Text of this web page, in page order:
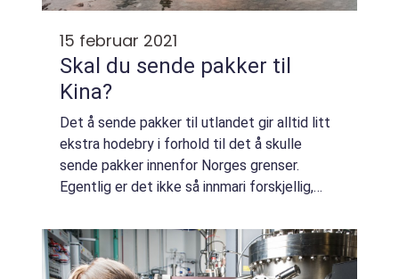
15 februar 2021
Skal du sende pakker til
Kina?
Det å sende pakker til utlandet gir alltid litt
ekstra hodebry i forhold til det å skulle
sende pakker innenfor Norges grenser.
Egentlig er det ikke så innmari forskjellig,
skal sette seg inn i. Og selv om det...